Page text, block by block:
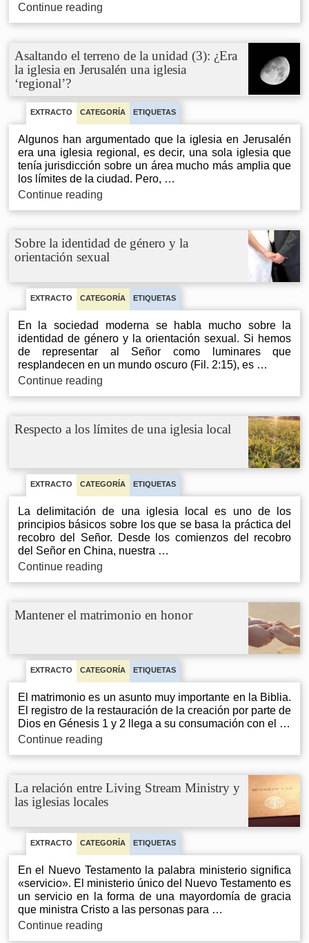
Continue readingEl
único
Asaltando el terreno de la unidad (3): ¿Era
la iglesia en Jerusalén una iglesia
‘regional’?
EXTRACTO CATEGORÍA ETIQUETAS
Algunos han argumentado que la iglesia en Jerusalén
era una iglesia regional, es decir, una sola iglesia que
tenía jurisdicción sobre un área mucho más amplia que
los límites de la ciudad. Pero, …
Continue readingAsaltando
la
unidad
¿Era
la
iglesia
en
Jerusalén
una
iglesia
‘regional’?
Sobre la identidad de género y la
orientación sexual
EXTRACTO CATEGORÍA ETIQUETAS
En la sociedad moderna se habla mucho sobre la
identidad de género y la orientación sexual. Si hemos
de representar al Señor como luminares que
resplandecen en un mundo oscuro (Fil. 2:15), es …
Continue readingSobre
la
género
orientación
sexual
Respecto a los límites de una iglesia local
EXTRACTO CATEGORÍA ETIQUETAS
La delimitación de una iglesia local es uno de los
principios básicos sobre los que se basa la práctica del
recobro del Señor. Desde los comienzos del recobro
del Señor en China, nuestra …
Continue readingRespecto
a
de
local
Mantener el matrimonio en honor
EXTRACTO CATEGORÍA ETIQUETAS
El matrimonio es un asunto muy importante en la Biblia.
El registro de la restauración de la creación por parte de
Dios en Génesis 1 y 2 llega a su consumación con el …
Continue readingMantener
el
honor
La relación entre Living Stream Ministry y
las iglesias locales
EXTRACTO CATEGORÍA ETIQUETAS
En el Nuevo Testamento la palabra ministerio significa
«servicio». El ministerio único del Nuevo Testamento es
un servicio en la forma de una mayordomía de gracia
que ministra Cristo a las personas para …
Continue readingLa
relación